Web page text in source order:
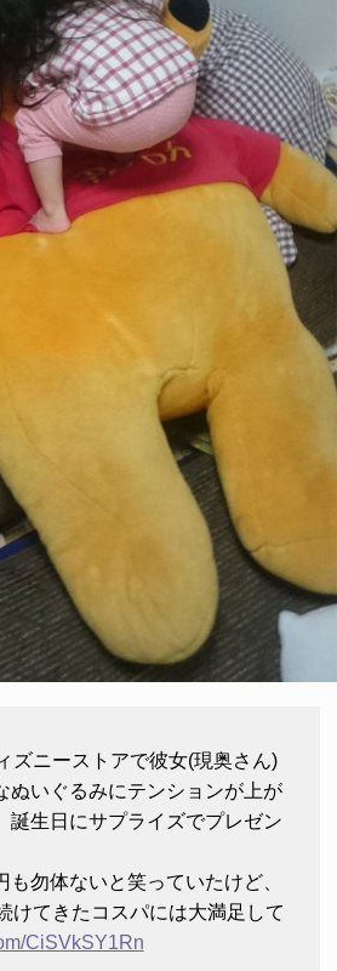
ズニーストアで彼女(現奥さん)
ぬいぐるみにテンションが上が
誕生日にサプライズでプレゼン
も勿体ないと笑っていたけど、
けてきたコスパには大満足して
CiSVkSY1Rn